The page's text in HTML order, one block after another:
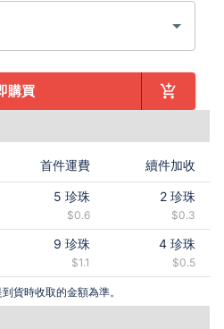
購買
首件運費 續件加收
5 珍珠
$0.6
2 珍珠
$0.3
9 珍珠
$1.1
4 珍珠
$0.5
貨時收取的金額為準。